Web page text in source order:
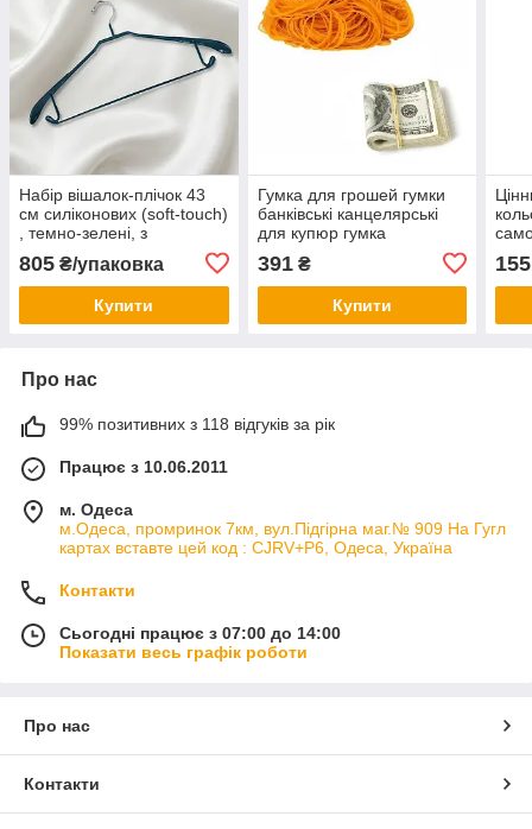
Набір вішалок-плічок 43
см силіконових (soft-touch)
, темно-зелені, з
перекладиною та гачками,
10 шт.
805 ₴/упаковка
Купити
Гумка для грошей гумки
банківські канцелярські
для купюр гумка
банкнот 1000 гр
391₴
Купити
Про нас
99% позитивних з 118 відгуків за рік
Працює з 10.06.2011
м. Одеса
м.Одеса, промринок 7км, вул.Підгірна маг.№ 909 На Гугл
картах вставте цей код : CJRV+P6, Одеса, Україна
Контакти
Сьогодні працює з 07:00 до 14:00
Показати весь графік роботи
Про нас
Контакти